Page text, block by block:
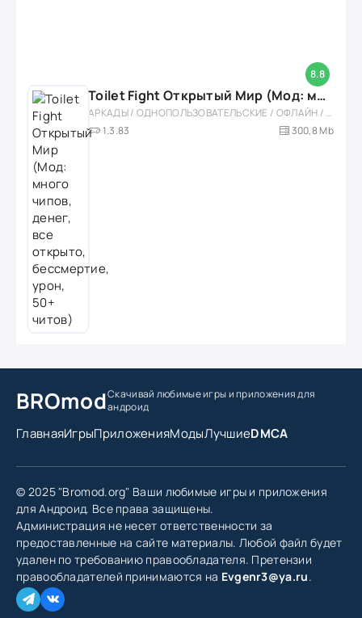
8.8
Toilet Fight Открытый Мир (Мод: много чипов, денег, все открыто, бессмертие, урон, 50+ читов)
АРКАДЫ / ОДНОПОЛЬЗОВАТЕЛЬСКИЕ / ОФЛАЙН / МОД / РОЛЕВЫЕ / ШУТЕРЫ / ОТКРЫТЫЙ МИР / ВСТРОЕННЫЙ КЕШ / 3D / ЭКШЕНЫ / ТУАЛЕТНЫЕ ВОЙНЫ / ДЛЯ ДЕТЕЙ
1.3.83
300,8 Mb
BROmodСкачивай любимые игрыи приложения для
андроид
ГлавнаяИгрыПриложенияМодыЛучшиеDMCA
© 2025 "Bromod.org" Ваши любимые игры и приложения
для Андроид. Все права защищены.
Администрация не несет ответственности за
предоставленные на сайте материалы. Любой файл будет
удален по требованию правообладателя. Претензии
правообладателей принимаются на Evgenr3@ya.ru.